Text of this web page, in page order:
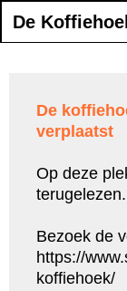
De
De
verplaatst
Op deze
terugelezen.
Bezoek de
https://
koffiehoek/